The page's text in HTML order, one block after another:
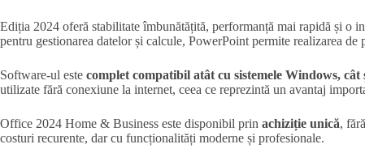
Ediția 2024 oferă stabilitate îmbunătățită, performanță mai rapidă și o
pentru gestionarea datelor și calcule, PowerPoint permite realizarea
Software-ul este complet compatibil atât cu sistemele Windows, cât
utilizate fără conexiune la internet, ceea ce reprezintă un avantaj
Office 2024 Home & Business este disponibil prin achiziție unică,
costuri recurente, dar cu funcționalități moderne și profesionale.